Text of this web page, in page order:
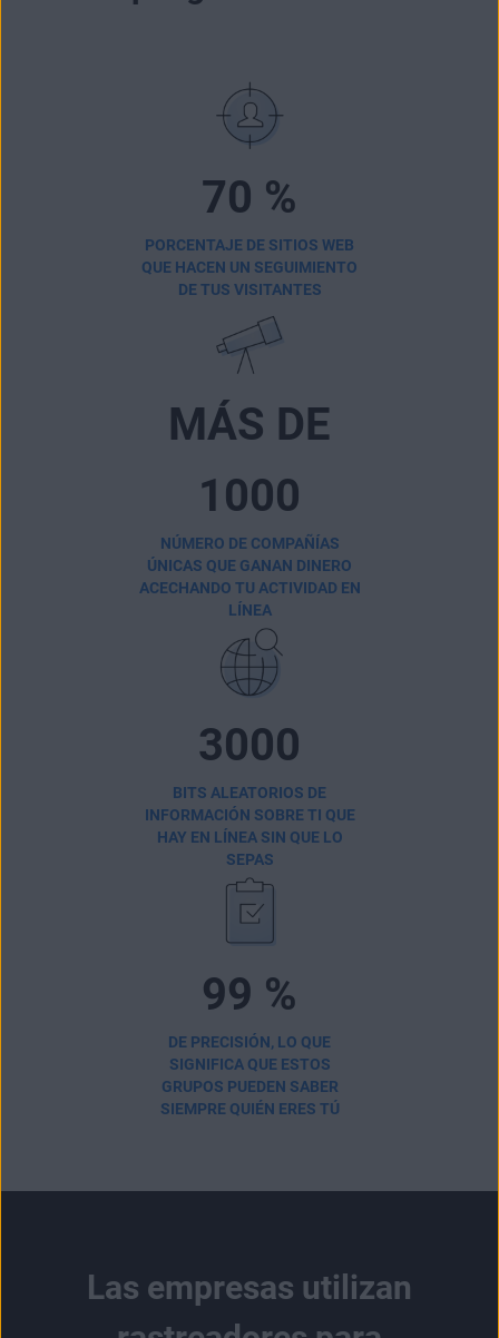
70 %
PORCENTAJE DE SITIOS WEB
QUE HACEN UN SEGUIMIENTO
DE TUS VISITANTES
MÁS DE
1000
NÚMERO DE COMPAÑÍAS
ÚNICAS QUE GANAN DINERO
ACECHANDO TU ACTIVIDAD EN
LÍNEA
3000
BITS ALEATORIOS DE
INFORMACIÓN SOBRE TI QUE
HAY EN LÍNEA SIN QUE LO
SEPAS
99 %
DE PRECISIÓN, LO QUE
SIGNIFICA QUE ESTOS
GRUPOS PUEDEN SABER
SIEMPRE QUIÉN ERES TÚ
Las empresas utilizan